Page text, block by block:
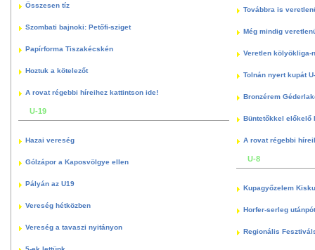
Összesen tíz
Szombati bajnoki: Petőfi-sziget
Papírforma Tiszakécskén
Hoztuk a kötelezőt
A rovat régebbi híreihez kattintson ide!
U-19
Hazai vereség
Gólzápor a Kaposvölgye ellen
Pályán az U19
Vereség hétközben
Vereség a tavaszi nyitányon
Továbbra is
Még mindig
Veretlen kölyökliga-
Tolnán nyert kupát
Bronzérem
Büntetőkkel előkelő
A rovat régebbi
U-8
Kupagyőzelem
Horfer-serleg
Regionális